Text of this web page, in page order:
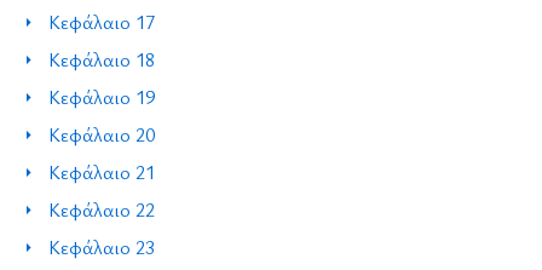
Κεφάλαιο 17
Κεφάλαιο 18
Κεφάλαιο 19
Κεφάλαιο 20
Κεφάλαιο 21
Κεφάλαιο 22
Κεφάλαιο 23